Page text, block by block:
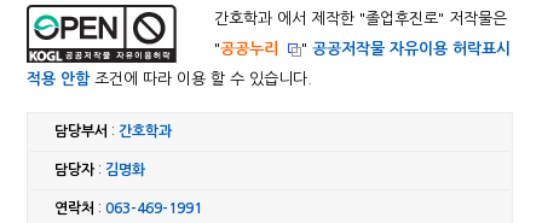
간호학과 에서 제작한 "졸업후진로" 저작물은
"공공누리 "공공저작물 자유이용 허락표시
적용 안함조건에 따라 이용 할 수 있습니다.
담당부서 :간호학과
담당자: 김명화
연락처 :063-469-1991